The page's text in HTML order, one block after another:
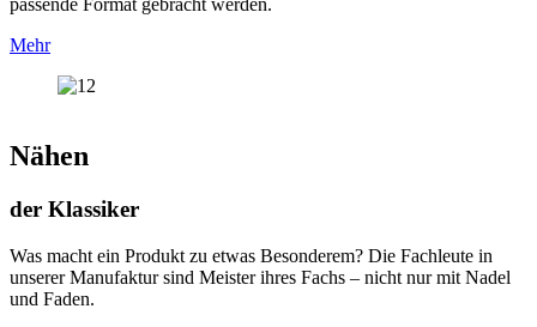
passende Format gebracht werden.
Mehr
Nähen
der Klassiker
Was macht ein Produkt zu etwas Besonderem? Die Fachleute in
unserer Manufaktur sind Meister ihres Fachs – nicht nur mit Nadel
und Faden.